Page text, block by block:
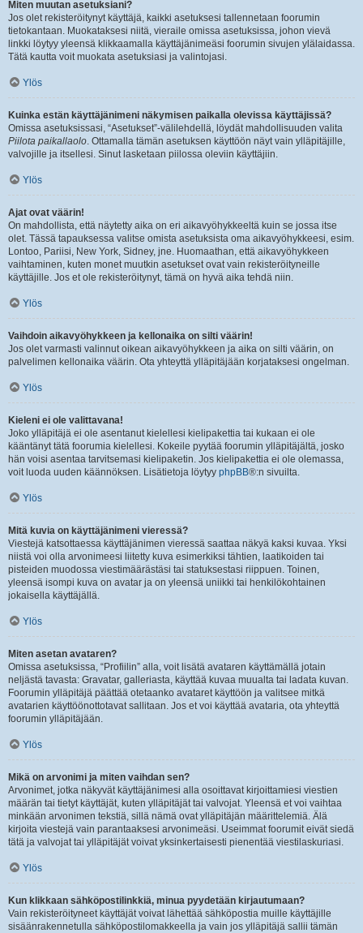
Miten muutan asetuksiani?
Jos olet rekisteröitynyt käyttäjä, kaikki asetuksesi tallennetaan foorumin
tietokantaan. Muokataksesi niitä, vieraile omissa asetuksissa, johon vievä
linkki löytyy yleensä klikkaamalla käyttäjänimeäsi foorumin sivujen ylälaidassa.
Tätä kautta voit muokata asetuksiasi ja valintojasi.
Ylös
Kuinka estän käyttäjänimeni näkymisen paikalla olevissa käyttäjissä?
Omissa asetuksissasi, “Asetukset”-välilehdellä, löydät mahdollisuuden valita
Piilota paikallaolo. Ottamalla tämän asetuksen käyttöön näyt vain ylläpitäjille,
valvojille ja itsellesi. Sinut lasketaan piilossa oleviin käyttäjiin.
Ylös
Ajat ovat väärin!
On mahdollista, että näytetty aika on eri aikavyöhykkeeltä kuin se jossa itse
olet. Tässä tapauksessa valitse omista asetuksista oma aikavyöhykkeesi, esim.
Lontoo, Pariisi, New York, Sidney, jne. Huomaathan, että aikavyöhykkeen
vaihtaminen, kuten monet muutkin asetukset ovat vain rekisteröityneille
käyttäjille. Jos et ole rekisteröitynyt, tämä on hyvä aika tehdä niin.
Ylös
Vaihdoin aikavyöhykkeen ja kellonaika on silti väärin!
Jos olet varmasti valinnut oikean aikavyöhykkeen ja aika on silti väärin, on
palvelimen kellonaika väärin. Ota yhteyttä ylläpitäjään korjataksesi ongelman.
Ylös
Kieleni ei ole valittavana!
Joko ylläpitäjä ei ole asentanut kielellesi kielipakettia tai kukaan ei ole
kääntänyt tätä foorumia kielellesi. Kokeile pyytää foorumin ylläpitäjältä, josko
hän voisi asentaa tarvitsemasi kielipaketin. Jos kielipakettia ei ole olemassa,
voit luoda uuden käännöksen. Lisätietoja löytyy phpBB®:n sivuilta.
Ylös
Mitä kuvia on käyttäjänimeni vieressä?
Viestejä katsottaessa käyttäjänimen vieressä saattaa näkyä kaksi kuvaa. Yksi
niistä voi olla arvonimeesi liitetty kuva esimerkiksi tähtien, laatikoiden tai
pisteiden muodossa viestimäärästäsi tai statuksestasi riippuen. Toinen,
yleensä isompi kuva on avatar ja on yleensä uniikki tai henkilökohtainen
jokaisella käyttäjällä.
Ylös
Miten asetan avataren?
Omissa asetuksissa, “Profiilin” alla, voit lisätä avataren käyttämällä jotain
neljästä tavasta: Gravatar, galleriasta, käyttää kuvaa muualta tai ladata kuvan.
Foorumin ylläpitäjä päättää otetaanko avataret käyttöön ja valitsee mitkä
avatarien käyttöönottotavat sallitaan. Jos et voi käyttää avataria, ota yhteyttä
foorumin ylläpitäjään.
Ylös
Mikä on arvonimi ja miten vaihdan sen?
Arvonimet, jotka näkyvät käyttäjänimesi alla osoittavat kirjoittamiesi viestien
määrän tai tietyt käyttäjät, kuten ylläpitäjät tai valvojat. Yleensä et voi vaihtaa
minkään arvonimen tekstiä, sillä nämä ovat ylläpitäjän määrittelemiä. Älä
kirjoita viestejä vain parantaaksesi arvonimeäsi. Useimmat foorumit eivät siedä
tätä ja valvojat tai ylläpitäjät voivat yksinkertaisesti pienentää viestilaskuriasi.
Ylös
Kun klikkaan sähköpostilinkkiä, minua pyydetään kirjautumaan?
Vain rekisteröityneet käyttäjät voivat lähettää sähköpostia muille käyttäjille
sisäänrakennetulla sähköpostilomakkeella ja vain jos ylläpitäjä sallii tämän